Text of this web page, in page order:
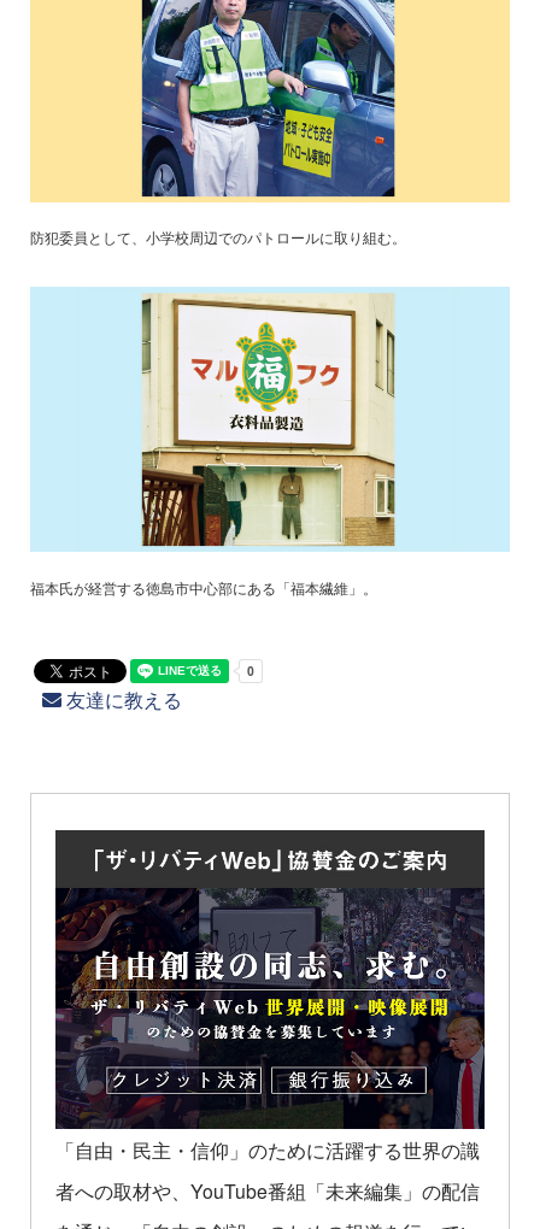
防犯委員として、小学校周辺でのパトロールに取り組む。
福本氏が経営する徳島市中心部にある「福本繊維」。
友達に教える
「自由・民主・信仰」のために活躍する世界の識
者への取材や、YouTube番組「未来編集」の配信